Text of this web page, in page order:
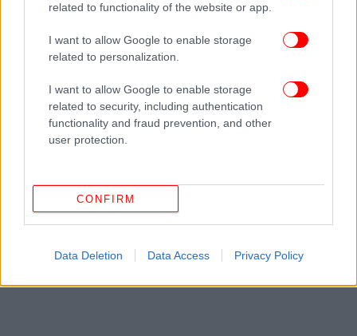
related to functionality of the website or app.
I want to allow Google to enable storage
related to personalization.
I want to allow Google to enable storage
related to security, including authentication
functionality and fraud prevention, and other
user protection.
CONFIRM
Data Deletion Data Access Privacy Policy